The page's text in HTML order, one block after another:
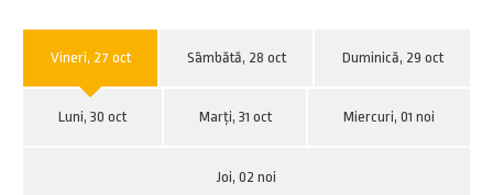
Vineri, 27 oct Sâmbătă, 28 oct Duminică, 29 oct
Luni, 30 oct Marți, 31 oct Miercuri, 01 noi
Joi, 02 noi